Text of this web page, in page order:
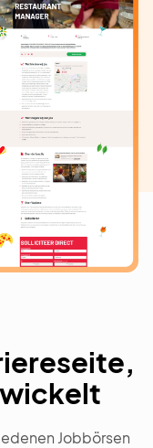
Jobbörsen